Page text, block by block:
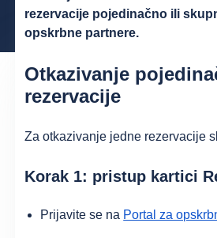
rezervacije pojedinačno ili
opskrbne partnere.
Otkazivanje
rezervacije
Za otkazivanje jedne rezervacije
Korak 1: pristup kartici
Prijavite se na Portal za